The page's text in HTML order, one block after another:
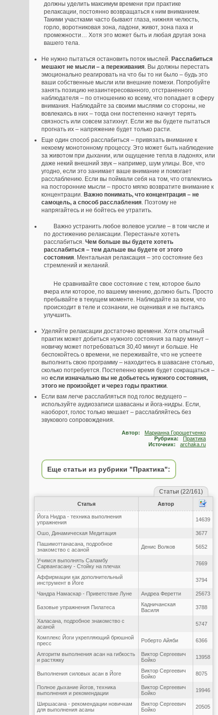
должны уделить максимум времени при практике
релаксации, постоянно возвращаться к ним вниманием.
Такими участками часто бывают глаза, нижняя челюсть,
горло, воротниковая зона, ладони, живот, зона паха и
промежности… Хотя это может быть и любая другая зона
вашего тела.
Не нужно пытаться остановить поток мыслей. Расслабиться
мешают не мысли – а переживания. Вы должны перестать
эмоционально реагировать на что бы то ни было – будь это
ваши собственные мысли или внешние помехи. Попробуйте
занять позицию незаинтересованного, отстраненного
наблюдателя – по отношению ко всему, что попадает в сферу
внимания. Наблюдайте за своими мыслями со стороны, не
вовлекаясь в них – тогда они постепенно начнут терять
связность или совсем затихнут. Если же вы будете пытаться
прогнать их – напряжение будет только расти.
Еще один способ расслабиться – привязать внимание к
некоему монотонному процессу. Это может быть наблюдение
за животом при дыхании, или ощущение тепла в ладонях, или
даже некий внешний звук – например, шум улицы. Все, что
угодно, если это занимает ваше внимание и помогает
расслаблению. Если вы поймали себя на том, что отвлеклись
на посторонние мысли – просто мягко возвратите внимание к
концентрации. Важно понимать, что концентрация – не
самоцель, а способ расслабления. Поэтому не
напрягайтесь и не бойтесь ее утратить.
Важно устранить любое волевое усилие – в том числе и
по достижению релаксации. Перестаньте хотеть
расслабиться. Чем больше вы будете хотеть
расслабиться – тем дальше вы будете от этого
состояния. Ментальная релаксация – это состояние без
стремлений и желаний.
Не сравнивайте свое состояние с тем, которое было
вчера или которое, по вашему мнению, должно быть. Просто
пребывайте в текущем моменте. Наблюдайте за всем, что
происходит в теле и сознании, не оценивая и не пытаясь
улучшить.
Уделяйте релаксации достаточно времени. Хотя опытный
практик может добиться нужного состояния за пару минут –
новичку может потребоваться 30,40 минут и больше. Не
беспокойтесь о времени, не переживайте, что не успеете
выполнить свою программу – находитесь в шавасане столько,
сколько потребуется. Постепенно время будет сокращаться –
но если изначально вы не добьетесь нужного состояния,
этого не произойдет и через годы практики.
Если вам легче расслабляться под голос ведущего –
используйте аудиозаписи шавасаны и йога-нидры. Если,
наоборот, голос только мешает – расслабляйтесь без
звукового сопровождения.
Автор: Марианна Горошетченко
Рубрика: Практика
Источник: archaka.ru
Еще статьи из рубрики "Практика":
Статьи (22/161)
Статья Автор
Йога Нидра - техника выполнения
упражнения
14639
Ошо, Динамическая Медитация
3677
Пашимоттанасана, подробное
знакомство с асаной
Денис Волков 5652
Учимся выполнять Саламбу
Сарвангасану - Стойку на плечах
7669
Аффирмации как дополнительный
инструмент в Йоге
3794
Чандра Намаскар - Приветствие Луне Андреа Феретти 25673
Базовые упражнения Пилатеса
Кадничанская
Василя
3788
Халасана, подробное знакомство с
асаной
5747
Комплекс Йоги укрепляющий брюшной
пресс
Роберто Айяби 6366
Алгоритм выполнения асан на гибкость
и растяжку
Виктор Сергеевич
Бойко
13958
Выполнения силовых асан в Йоге
Виктор Сергеевич
Бойко
8075
Полное дыхание йогов, техника
выполнения и рекомендации
Виктор Сергеевич
Бойко
19946
Ширшасана - рекомендации новичкам
для выполнения асаны
Виктор Сергеевич
Бойко
20505